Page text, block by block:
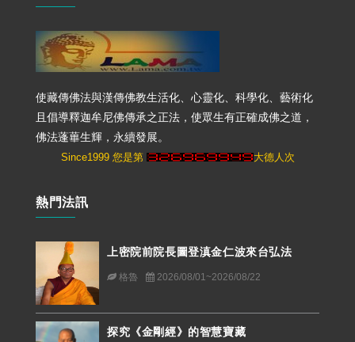
使藏傳佛法與漢傳佛教生活化、心靈化、科學化、藝術化
且倡導釋迦牟尼佛傳承之正法，使眾生有正確成佛之道，
佛法蓬蓽生輝，永續發展。
Since1999 您是第 大德人次
熱門法訊
上密院前院長圖登滇金仁波來台弘法
格魯 2026/08/01~2026/08/22
探究《金剛經》的智慧寶藏